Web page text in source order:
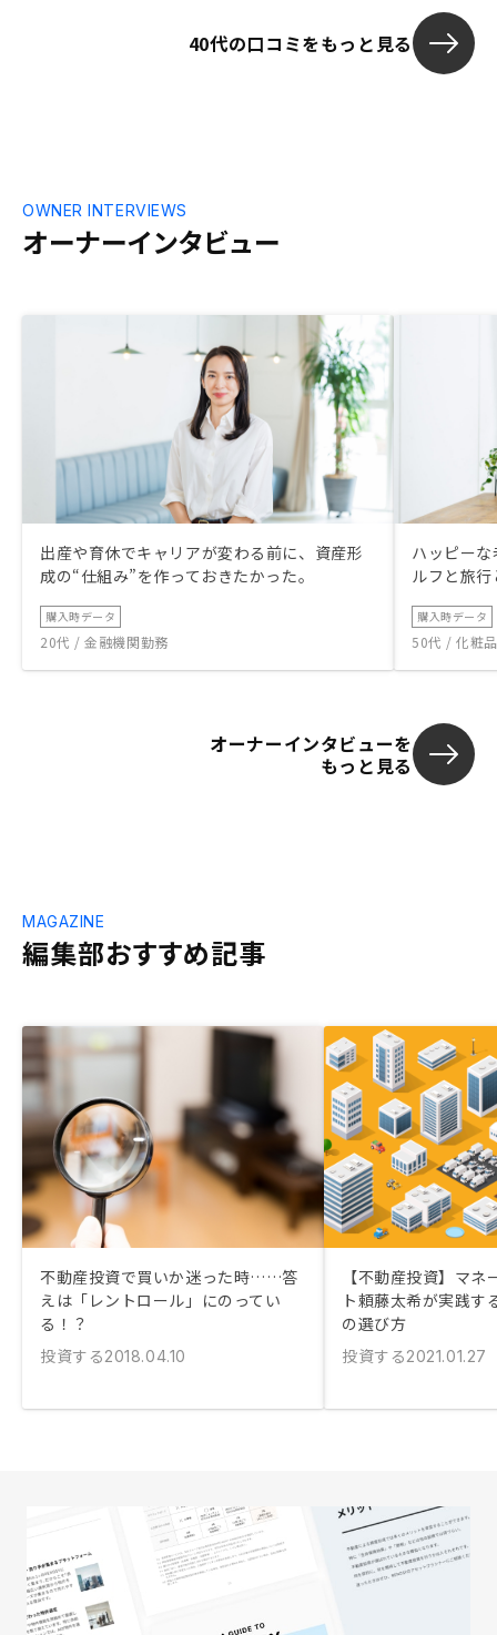
の不動産投資と比べてのメリデリや、修繕
で、保証の意
れません。新
料になるのは
40代の口コミをもっと見る
オーナーインタビュー
OWNER INTERVIEWS
出産や育休でキャリアが変わる前に、資産形
成の“仕組み”を作っておきたかった。
購入時データ
20代 / 金融機関勤務
ハッピー
ルフと旅
購入時データ
50代 / 化粧
オーナーインタビューを
もっと見る
編集部おすすめ記事
MAGAZINE
不動産投資で買いか迷った時……答
えは「レントロール」にのってい
る！？
投資する2018.04.10
【不動産投資】マ
ト頼藤太希が実践す
の選び方
投資する2021.01.27